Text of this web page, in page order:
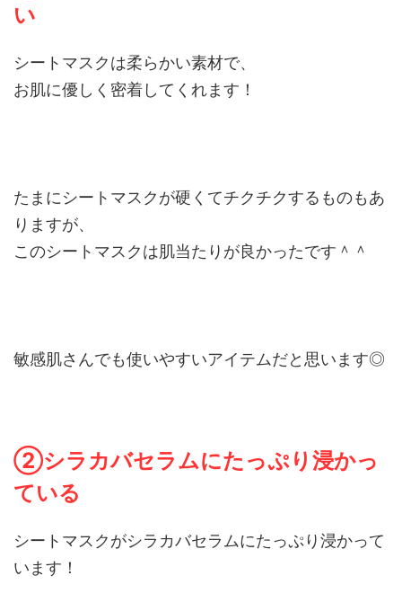
い
シートマスクは柔らかい素材で、
お肌に優しく密着してくれます！
たまにシートマスクが硬くてチクチクするものもあ
りますが、
このシートマスクは肌当たりが良かったです＾＾
敏感肌さんでも使いやすいアイテムだと思います◎
②シラカバセラムにたっぷり浸かっ
ている
シートマスクがシラカバセラムにたっぷり浸かって
います！